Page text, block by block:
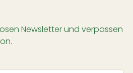
Newsletter und verpassen